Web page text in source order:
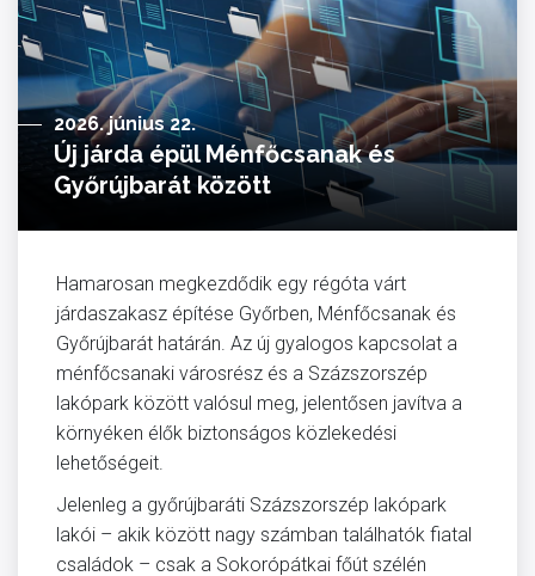
2026. június 22.
Új járda épül Ménfőcsanak és
Győrújbarát között
Hamarosan megkezdődik egy régóta várt
járdaszakasz építése Győrben, Ménfőcsanak és
Győrújbarát határán. Az új gyalogos kapcsolat a
ménfőcsanaki városrész és a Százszorszép
lakópark között valósul meg, jelentősen javítva a
környéken élők biztonságos közlekedési
lehetőségeit.
Jelenleg a győrújbaráti Százszorszép lakópark
lakói – akik között nagy számban találhatók fiatal
családok – csak a Sokorópátkai főút szélén